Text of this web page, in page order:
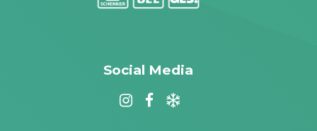
Social Media